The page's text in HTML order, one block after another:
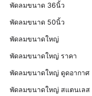
พัดลมขนาด 36นิ้ว
พัดลมขนาด 50นิ้ว
พัดลมขนาดใหญ่
พัดลมขนาดใหญ่ ราคา
พัดลมขนาดใหญ่ ดูดอากาศ
พัดลมขนาดใหญ่ สแตนเลส